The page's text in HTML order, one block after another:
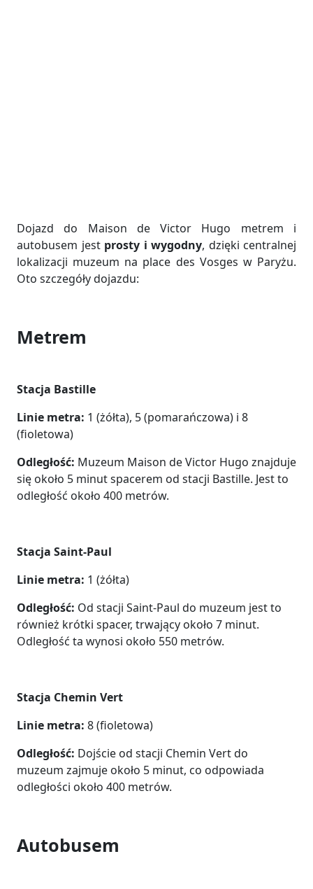
Dojazd do Maison de Victor Hugo metrem i
autobusem jest prosty i wygodny, dzięki centralnej
lokalizacji muzeum na place des Vosges w Paryżu.
Oto szczegóły dojazdu:
Metrem
Stacja Bastille
Linie metra: 1 (żółta), 5 (pomarańczowa) i 8
(fioletowa)
Odległość: Muzeum Maison de Victor Hugo znajduje
się około 5 minut spacerem od stacji Bastille. Jest to
odległość około 400 metrów.
Stacja Saint-Paul
Linie metra: 1 (żółta)
Odległość: Od stacji Saint-Paul do muzeum jest to
również krótki spacer, trwający około 7 minut.
Odległość ta wynosi około 550 metrów.
Stacja Chemin Vert
Linie metra: 8 (fioletowa)
Odległość: Dojście od stacji Chemin Vert do
muzeum zajmuje około 5 minut, co odpowiada
odległości około 400 metrów.
Autobusem